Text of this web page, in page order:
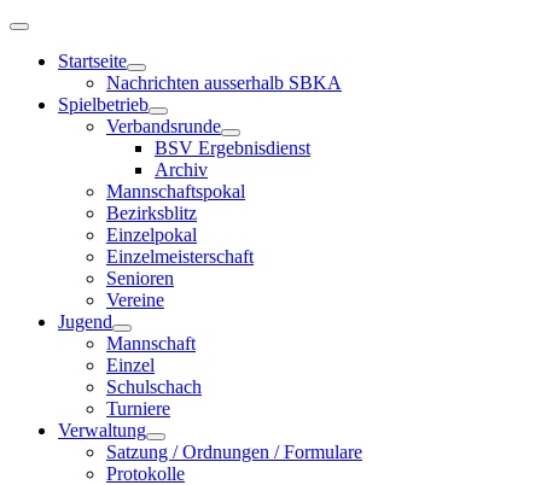
Startseite
Nachrichten ausserhalb SBKA
Spielbetrieb
Verbandsrunde
BSV Ergebnisdienst
Archiv
Mannschaftspokal
Bezirksblitz
Einzelpokal
Einzelmeisterschaft
Senioren
Vereine
Jugend
Mannschaft
Einzel
Schulschach
Turniere
Verwaltung
Satzung / Ordnungen / Formulare
Protokolle